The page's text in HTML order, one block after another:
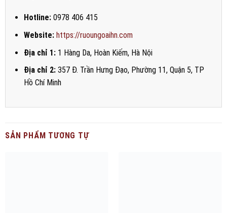
Hotline:0978 406 415
Website: https://ruoungoaihn.com
Địa chỉ 1:1 Hàng Da, Hoàn Kiếm, Hà Nội
Địa chỉ 2:357 Đ. Trần Hưng Đạo, Phường 11, Quận 5, TP
Hồ Chí Minh
SẢN PHẨM TƯƠNG TỰ